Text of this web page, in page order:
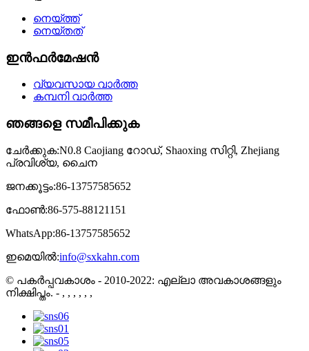
നെയ്ത്ത്
നെയ്തത്
ഇൻഫർമേഷൻ
വ്യവസായ വാർത്ത
കമ്പനി വാർത്ത
ഞങ്ങളെ സമീപിക്കുക
ചേർക്കുക:N0.8 Caojiang റോഡ്, Shaoxing സിറ്റി, Zhejiang
പ്രവിശ്യ, ചൈന
ജനക്കൂട്ടം:86-13757585652
ഫോൺ:86-575-88121151
WhatsApp:86-13757585652
ഇമെയിൽ:info@sxkahn.com
© പകർപ്പവകാശം - 2010-2022: എല്ലാ അവകാശങ്ങളും
നിക്ഷിപ്തം. - , , , , , ,